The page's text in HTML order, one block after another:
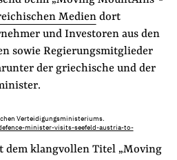
Mediendort
und Investoren aus den
sowie Regierungsmitglieder
der griechische und der
Verteidigungsministeriums.
minister-visits-seefeld-austria-to-
dem klangvollen Titel „Moving